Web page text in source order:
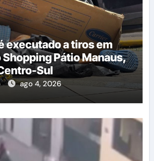
executado a tiros em
Pátio Manaus,
Sul
ago 4, 2026